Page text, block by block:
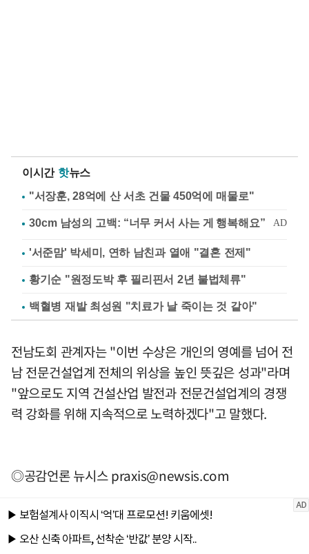
이시간 핫뉴스
"서장훈, 28억에 산 서초 건물 450억에 매물로"
'서준맘' 박세미, 연하 남친과 열애 "결혼 전제"
황기순 "원정도박 후 필리핀서 2년 불법체류"
백혈병 재발 최성원 "치료가 날 죽이는 것 같아"
전남도회 관계자는 "이번 수상은 개인의 영예를 넘어 전
남 전문건설업계 전체의 위상을 높인 뜻깊은 성과"라며
"앞으로도 지역 건설산업 발전과 전문건설업계의 경쟁
력 강화를 위해 지속적으로 노력하겠다"고 말했다.
◎공감언론 뉴시스praxis@newsis.com